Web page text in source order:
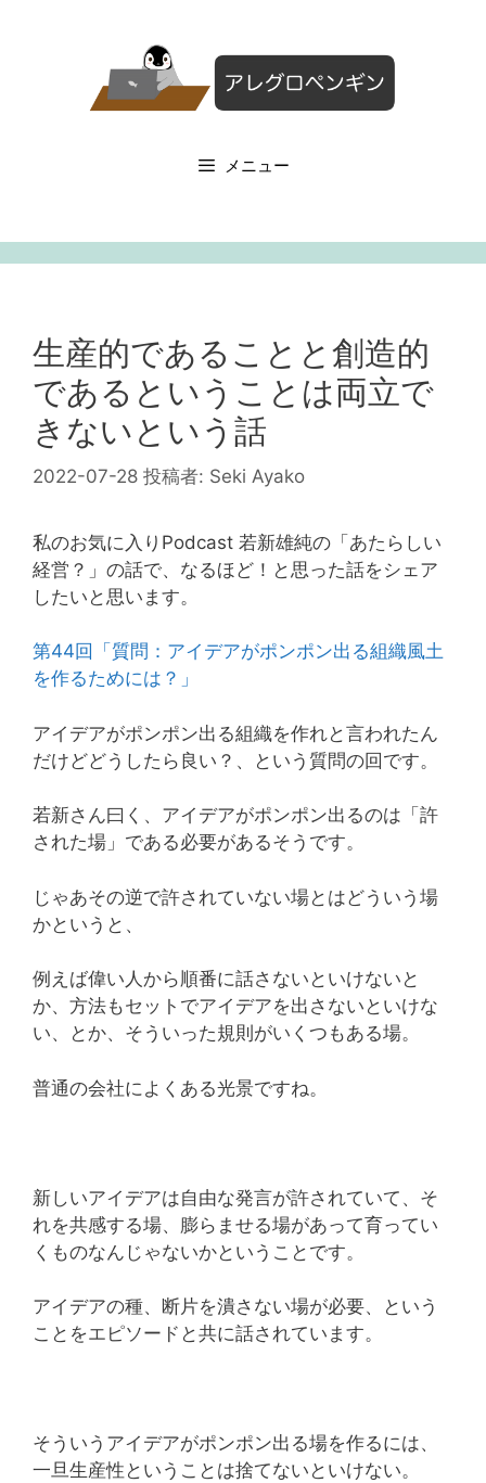
メニュー
生産的であることと創造的
であるということは両立で
きないという話
2022-07-28 投稿者: Seki Ayako
私のお気に入りPodcast 若新雄純の「あたらしい
経営？」の話で、なるほど！と思った話をシェア
したいと思います。
第44回「質問：アイデアがポンポン出る組織風土
を作るためには？」
アイデアがポンポン出る組織を作れと言われたん
だけどどうしたら良い？、という質問の回です。
若新さん曰く、アイデアがポンポン出るのは「許
された場」である必要があるそうです。
じゃあその逆で許されていない場とはどういう場
かというと、
例えば偉い人から順番に話さないといけないと
か、方法もセットでアイデアを出さないといけな
い、とか、そういった規則がいくつもある場。
普通の会社によくある光景ですね。
新しいアイデアは自由な発言が許されていて、そ
れを共感する場、膨らませる場があって育ってい
くものなんじゃないかということです。
アイデアの種、断片を潰さない場が必要、という
ことをエピソードと共に話されています。
そういうアイデアがポンポン出る場を作るには、
一旦生産性ということは捨てないといけない。